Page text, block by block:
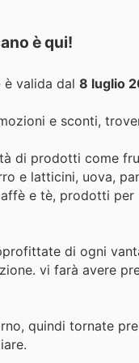
è qui!
è valida dal 8 luglio
e sconti,
di prodotti come
e latticini, uova,
e tè, prodotti
di ogni
vi farà avere
quindi tornate